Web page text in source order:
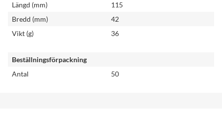
Längd (mm)
115
Bredd (mm)
42
Vikt (g)
36
Beställningsförpackning
Antal
50